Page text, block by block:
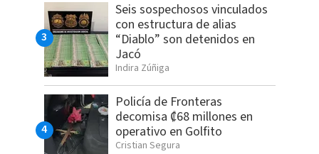
Seis sospechosos vinculados
con estructura de alias
“Diablo” son detenidos en
Jacó
Indira Zúñiga
Policía de Fronteras
decomisa ₡68 millones en
operativo en Golfito
Cristian Segura